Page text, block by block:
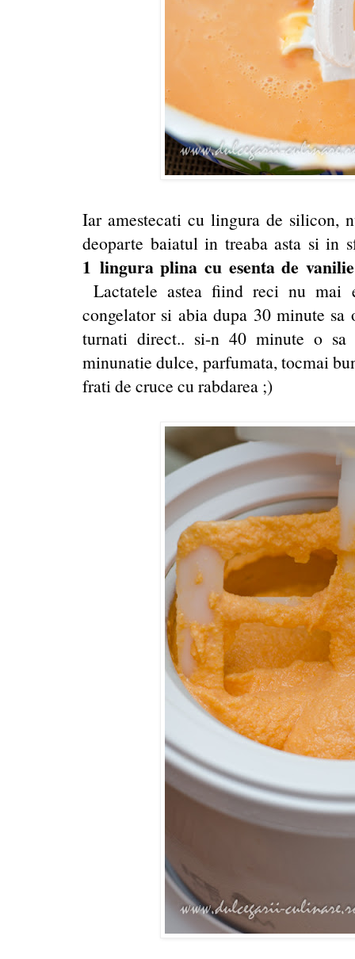
Iar amestecati cu lingura de silicon,
deoparte baiatul in treaba asta si in
1 lingura plina cu esenta de vanilie
Lactatele astea fiind reci nu mai
congelator si abia dupa 30 minute
turnati direct.. si-n 40 minute o
minunatie dulce, parfumata, tocmai
frati de cruce cu rabdarea ;)